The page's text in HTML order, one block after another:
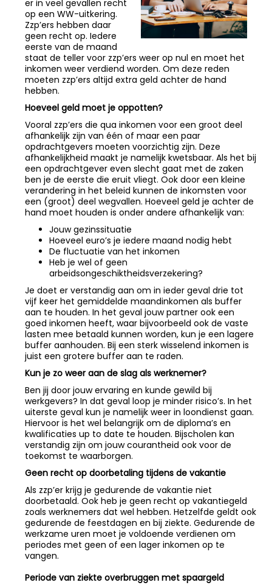
er in veel gevallen recht
op een WW-uitkering.
Zzp’ers hebben daar
geen recht op. Iedere
eerste van de maand
staat de teller voor zzp’ers weer op nul en moet het
inkomen weer verdiend worden. Om deze reden
moeten zzp’ers altijd extra geld achter de hand
hebben.
Hoeveel geld moet je oppotten?
Vooral zzp’ers die qua inkomen voor een groot deel
afhankelijk zijn van één of maar een paar
opdrachtgevers moeten voorzichtig zijn. Deze
afhankelijkheid maakt je namelijk kwetsbaar. Als het bij
een opdrachtgever even slecht gaat met de zaken
ben je de eerste die eruit vliegt. Ook door een kleine
verandering in het beleid kunnen de inkomsten voor
een (groot) deel wegvallen. Hoeveel geld je achter de
hand moet houden is onder andere afhankelijk van:
​Jouw gezinssituatie
​Hoeveel euro’s je iedere maand nodig hebt
​De fluctuatie van het inkomen
​Heb je wel of geen
arbeidsongeschiktheidsverzekering?
Je doet er verstandig aan om in ieder geval drie tot
vijf keer het gemiddelde maandinkomen als buffer
aan te houden. In het geval jouw partner ook een
goed inkomen heeft, waar bijvoorbeeld ook de vaste
lasten mee betaald kunnen worden, kun je een lagere
buffer aanhouden. Bij een sterk wisselend inkomen is
juist een grotere buffer aan te raden.
Kun je zo weer aan de slag als werknemer?
Ben jij door jouw ervaring en kunde gewild bij
werkgevers? In dat geval loop je minder risico’s. In het
uiterste geval kun je namelijk weer in loondienst gaan.
Hiervoor is het wel belangrijk om de diploma’s en
kwalificaties up to date te houden. Bijscholen kan
verstandig zijn om jouw courantheid ook voor de
toekomst te waarborgen.
Geen recht op doorbetaling tijdens de vakantie
Als zzp’er krijg je gedurende de vakantie niet
doorbetaald. Ook heb je geen recht op vakantiegeld
zoals werknemers dat wel hebben. Hetzelfde geldt ook
gedurende de feestdagen en bij ziekte. Gedurende de
werkzame uren moet je voldoende verdienen om
periodes met geen of een lager inkomen op te
vangen.
Periode van ziekte overbruggen met spaargeld